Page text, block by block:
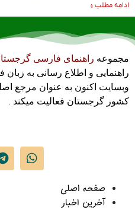
ادامه مطلب »
مجموعه راهنمای فارسی
راهنمایی و اطلاع رسانی به زبان
وبسایت اکنون به عنوان مرجع
کشور گرجستان فعالیت میکند .
صفحه اصلی
آخرین اخبار